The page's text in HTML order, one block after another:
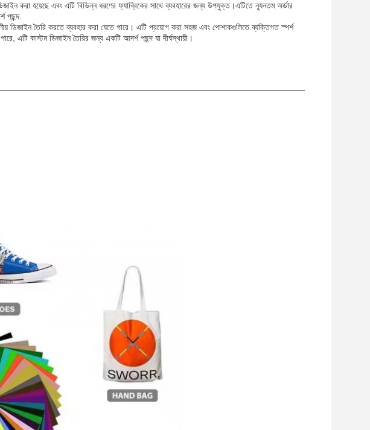
করা হয়েছে এবং এটি বিভিন্ন ধরণের ফ্যাব্রিকের সাথে ব্যবহারের জন্য উপযুক্ত।এটিতে ন্যূনতম অর্ডার
পছন্দ.
ডিজাইন তৈরি করতে ব্যবহার করা যেতে পারে। এটি প্রয়োগ করা সহজ এবং পোশাকগুলিতে ব্যক্তিগত স্পর্শ
এটি কাস্টম ডিজাইন তৈরির জন্য একটি আদর্শ পছন্দ যা দীর্ঘস্থায়ী।